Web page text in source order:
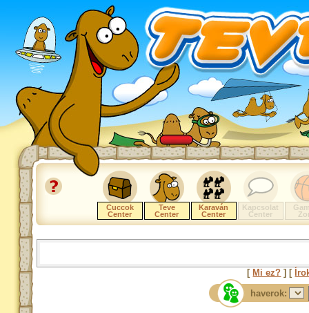
Cuccok
Center
Teve
Center
Karaván
Center
Kapcsolat
Center
[ Mi ez? ] [
haverok: